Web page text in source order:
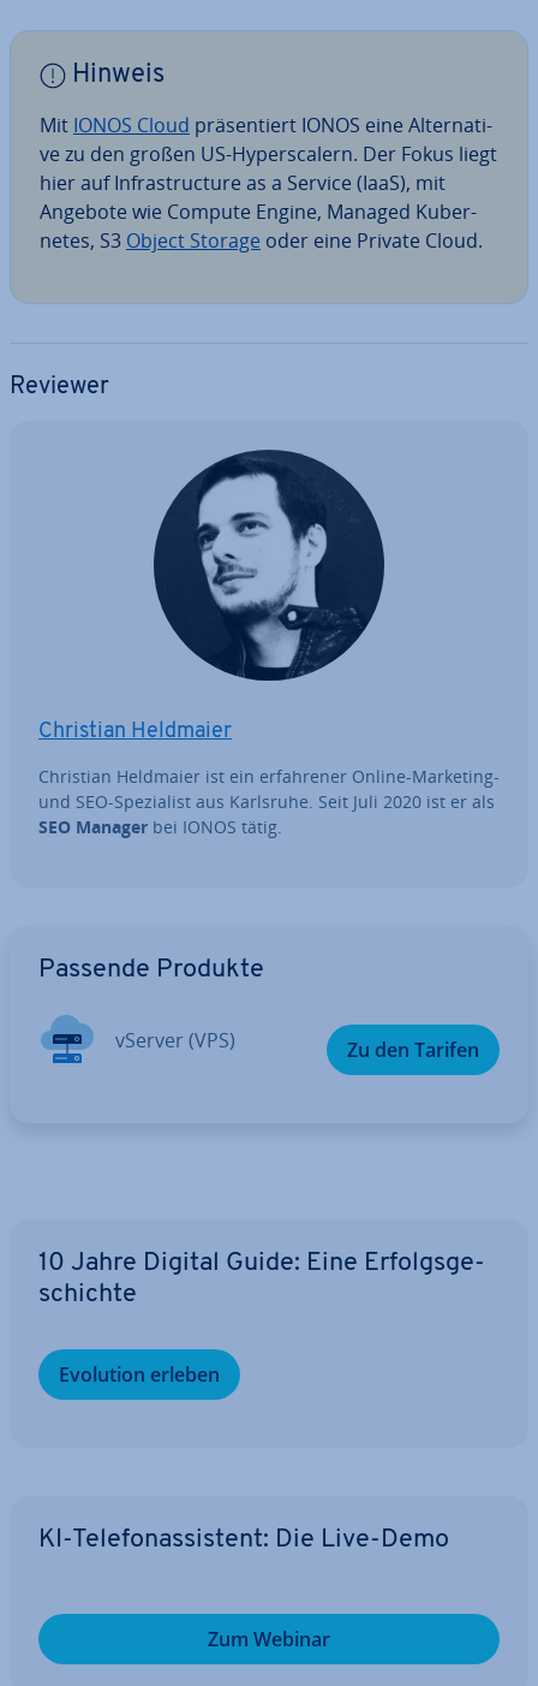
Hinweis
Mit IONOS Cloud prä­sen­tiert IONOS eine Al­ter­na­ti­
ve zu den großen US-Hy­pers­ca­lern. Der Fokus liegt
hier auf In­fra­struc­tu­re as a Service (IaaS), mit
Angebote wie Compute Engine, Managed Ku­ber­
netes, S3 Object Storage oder eine Private Cloud.
Reviewer
Christian Heldmaier
Christian Heldmaier ist ein er­fah­re­ner Online-Marketing-
und SEO-Spe­zia­list aus Karlsruhe. Seit Juli 2020 ist er als
SEO Manager bei IONOS tätig.
Passende Produkte
vServer (VPS) Zu den Tarifen
10 Jahre Digital Guide: Eine Er­folgs­ge­
schich­te
Evolution erleben
KI-Te­le­fon­as­sis­tent: Die Live-Demo
Zum Webinar